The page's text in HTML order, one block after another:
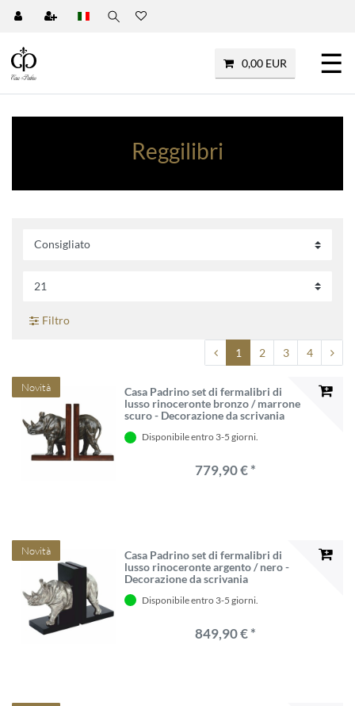
0,00 EUR ☰
Reggilibri
Filtro
1 2 3 4
Novità
Casa Padrino set di fermalibri di
lusso rinoceronte bronzo / marrone
scuro - Decorazione da scrivania
Disponibile entro 3-5 giorni.
779,90 € *
Novità
Casa Padrino set di fermalibri di
lusso rinoceronte argento / nero -
Decorazione da scrivania
Disponibile entro 3-5 giorni.
849,90 € *